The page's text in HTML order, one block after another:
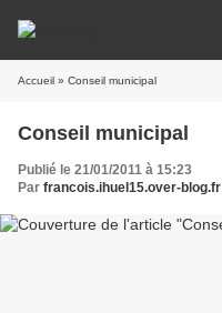
Accueil » Conseil municipal
Conseil municipal
Publié le 21/01/2011 à 15:23
Par francois.ihuel15.over-blog.fr